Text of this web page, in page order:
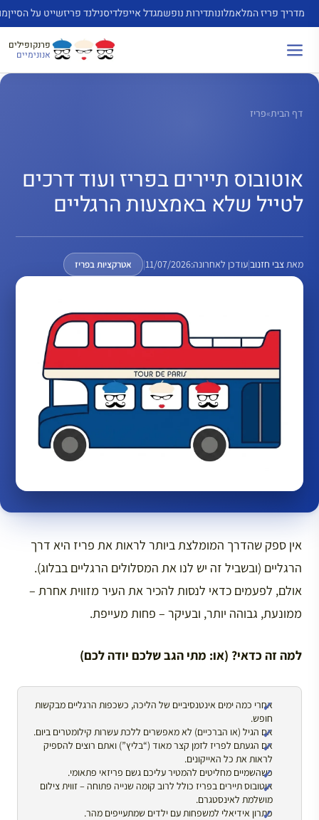
לדלג
לתוכן
מדריך פריז המלאמלונותדירות נופשמגדל אייפלדיסנילנד פריזשייט על הסיין
פרנקופילים
אנונימיים
דף הבית»פריז
אוטובוס תיירים בפריז ועוד דרכים
לטייל שלא באמצעות הרגליים
מאתצבי חזנוב|עודכן לאחרונה:11/07/2026
| אטרקציות בפריז
אין ספק שהדרך המומלצת ביותר לראות את פריז היא דרך
הרגליים (ובשביל זה יש לנו את המסלולים הרגליים בבלוג).
אולם, לפעמים כדאי לנסות להכיר את העיר מזווית אחרת –
ממונעת, גבוהה יותר, ובעיקר – פחות מעייפת.
למה זה כדאי? (או: מתי הגב שלכם יודה לכם)
אחרי כמה ימים אינטנסיביים של הליכה, כשכפות הרגליים מבקשות
חופש.
אם הגיל (או הברכיים) לא מאפשרים ללכת עשרות קילומטרים ביום.
אם הגעתם לפריז לזמן קצר מאוד (“בליץ”) ואתם רוצים להספיק
לראות את כל האייקונים.
כשהשמיים מחליטים להמטיר עליכם גשם פריזאי פתאומי.
אוטובוס תיירים בפריז כולל לרוב קומה שנייה פתוחה – זווית צילום
מושלמת לאינסטגרם.
פתרון אידיאלי למשפחות עם ילדים שמתעייפים מהר.